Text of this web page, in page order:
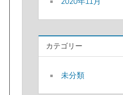
カテゴリー
未分類